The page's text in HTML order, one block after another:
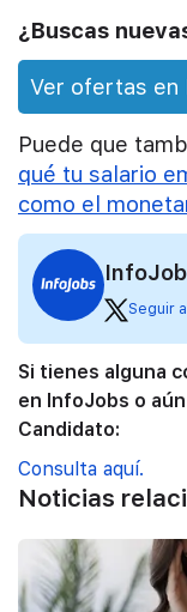
¿Buscas
Ver ofertas en
Puede que
qué tu salario
como el
Seguir
Si tienes alguna
en InfoJobs o
Candidato:
Consulta aquí.
Noticias